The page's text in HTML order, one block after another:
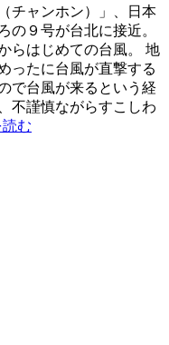
チャンホン）」、日本
の９号が台北に接近。
らはじめての台風。 地
ったに台風が直撃する
で台風が来るという経
不謹慎ながらすこしわ
む